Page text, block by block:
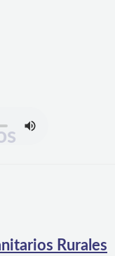
Rurales